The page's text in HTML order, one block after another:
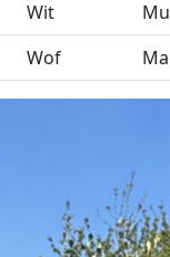
Wit Mu
Wof Ma